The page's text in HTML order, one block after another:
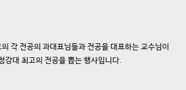
각 전공의 과대표님들과 전공을 대표하는 교수님이
강대 최고의 전공을 뽑는 행사입니다.